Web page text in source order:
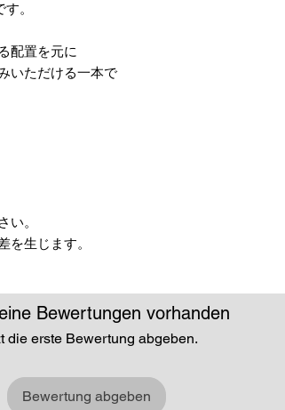
。
配置を元に
いただける一本で
い。
を生じます。
Bewertungen vorhanden
die erste Bewertung abgeben.
Bewertung abgeben